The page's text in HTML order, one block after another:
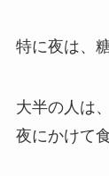
特に夜は、
大半の人は
夜にかけて